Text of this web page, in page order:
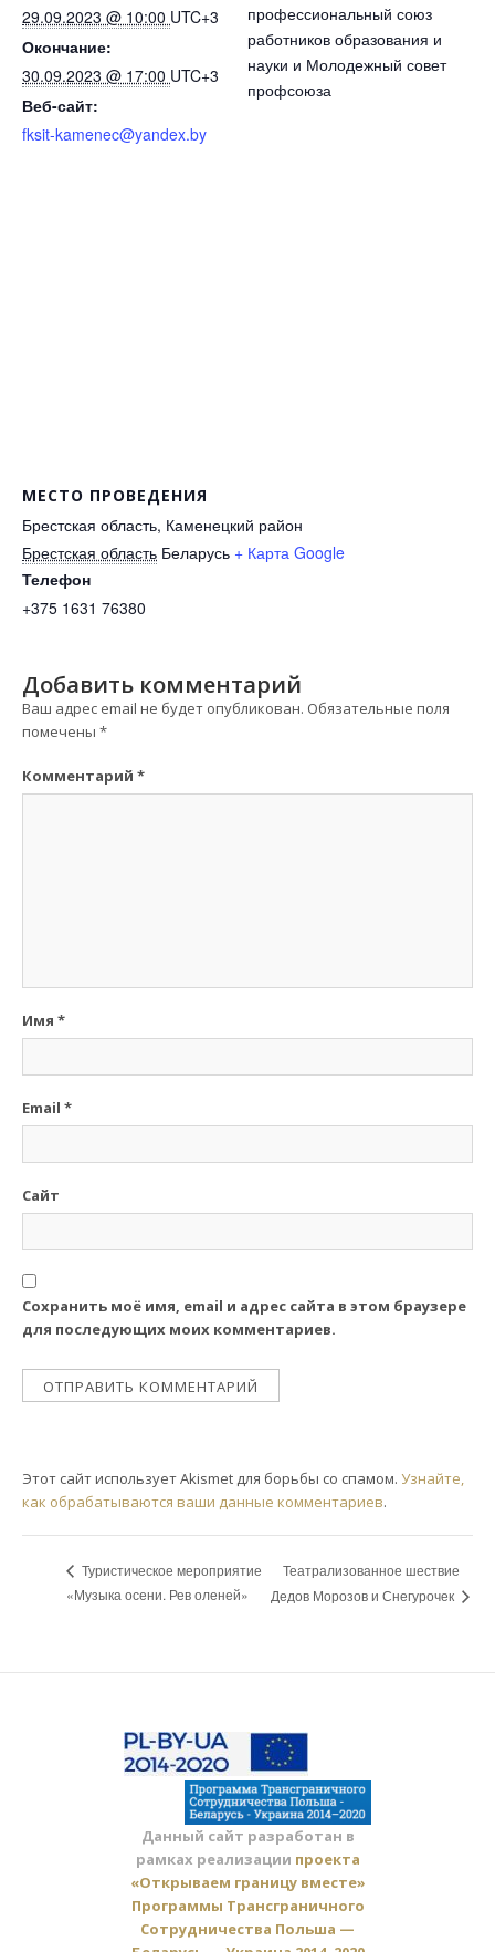
29.09.2023 @ 10:00 UTC+3
Окончание:
30.09.2023 @ 17:00 UTC+3
Веб-сайт:
fksit-kamenec@yandex.by
профессиональный союз
работников образования и
науки и Молодежный совет
профсоюза
МЕСТО ПРОВЕДЕНИЯ
Брестская область, Каменецкий район
Брестская область Беларусь + Карта Google
Телефон
+375 1631 76380
Добавить комментарий
Ваш адрес email не будет опубликован. Обязательные поля
помечены *
Комментарий *
Имя *
Email *
Сайт
Сохранить моё имя, email и адрес сайта в этом браузере
для последующих моих комментариев.
Этот сайт использует Akismet для борьбы со спамом. Узнайте,
как обрабатываются ваши данные комментариев.
Туристическое мероприятие
«Музыка осени. Рев оленей»
Театрализованное шествие
Дедов Морозов и Снегурочек
Данный сайт разработан в
рамках реализации проекта
«Открываем границу вместе»
Программы Трансграничного
Сотрудничества Польша —